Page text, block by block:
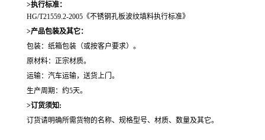
>执行标准：
HG/T21559.2-2005 《不锈钢孔板波纹填料执行标准》
>产品包装及其它：
包装：纸箱包装（或按客户要求）。
原材料：正宗材质。
运输：汽车运输，送货上门。
生产周期：约5天。
>订货须知:
订货请明确所需货物的名称、规格型号、材质、数量及其它。